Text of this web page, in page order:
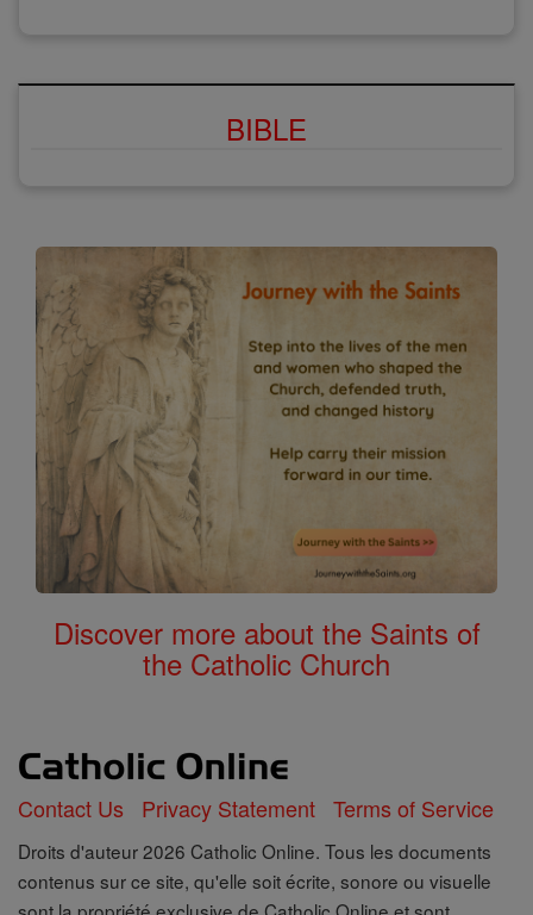
BIBLE
Discover more about the Saints of
the Catholic Church
Contact Us Privacy Statement Terms of Service
Droits d'auteur 2026 Catholic Online. Tous les documents
contenus sur ce site, qu'elle soit écrite, sonore ou visuelle